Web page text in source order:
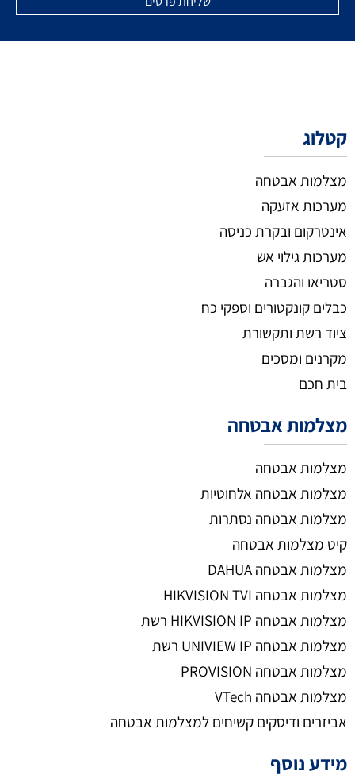
קטלוג
מצלמות אבטחה
מערכות אזעקה
אינטרקום ובקרת כניסה
מערכות גילוי אש
סטריאו והגברה
כבלים קונקטורים וספקי כח
ציוד רשת ותקשורת
מקרנים ומסכים
בית חכם
מצלמות אבטחה
מצלמות אבטחה
מצלמות אבטחה אלחוטיות
מצלמות אבטחה נסתרות
קיט מצלמות אבטחה
מצלמות אבטחה DAHUA
מצלמות אבטחה HIKVISION TVI
מצלמות אבטחה HIKVISION IP רשת
מצלמות אבטחה UNIVIEW IP רשת
מצלמות אבטחה PROVISION
מצלמות אבטחה VTech
אביזרים ודיסקים קשיחים למצלמות אבטחה
מידע נוסף